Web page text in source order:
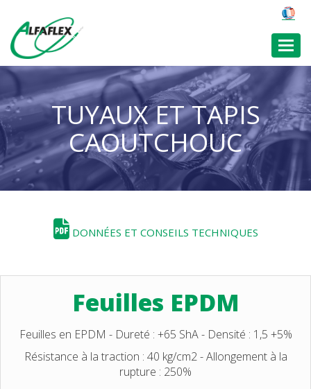
TUYAUX ET TAPIS
CAOUTCHOUC
DONNÉES ET CONSEILS TECHNIQUES
Feuilles EPDM
Feuilles en EPDM - Dureté : +65 ShA - Densité : 1,5 +5%
Résistance à la traction : 40 kg/cm2 - Allongement à la
rupture : 250%